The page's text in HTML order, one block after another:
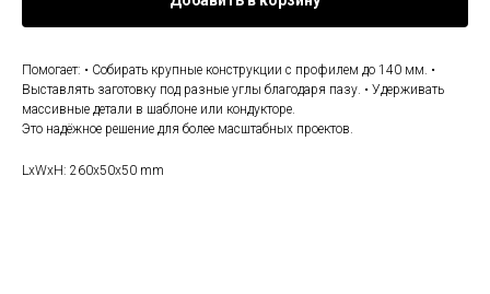
Помогает: • Собирать крупные конструкции с профилем до 140 мм. •
Выставлять заготовку под разные углы благодаря пазу. • Удерживать
массивные детали в шаблоне или кондукторе.
Это надёжное решение для более масштабных проектов.
LxWxH: 260x50x50 mm